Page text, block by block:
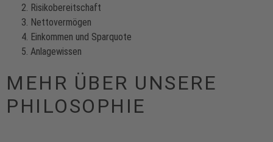
Risikobereitschaft
Nettovermögen
Einkommen und Sparquote
Anlagewissen
MEHR ÜBER UNSERE
PHILOSOPHIE